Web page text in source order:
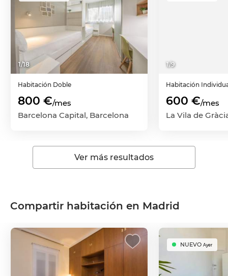
1/18
Habitación Doble
800 €/mes
Barcelona Capital, Barcelona
1/9
Habitación
600 €/mes
Ver más resultados
Compartir habitación en Madrid
NUEVO Ayer